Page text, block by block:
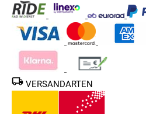
VERSANDARTEN